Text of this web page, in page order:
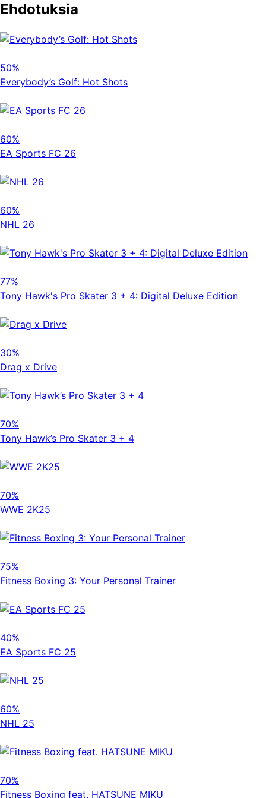
Ehdotuksia
50%
Everybody’s Golf: Hot Shots
60%
EA Sports FC 26
60%
NHL 26
77%
Tony Hawk's Pro Skater 3 + 4: Digital Deluxe Edition
30%
Drag x Drive
70%
Tony Hawk’s Pro Skater 3 + 4
70%
WWE 2K25
75%
Fitness Boxing 3: Your Personal Trainer
40%
EA Sports FC 25
60%
NHL 25
70%
Fitness Boxing feat. HATSUNE MIKU